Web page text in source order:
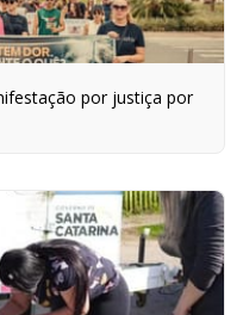
por justiça por